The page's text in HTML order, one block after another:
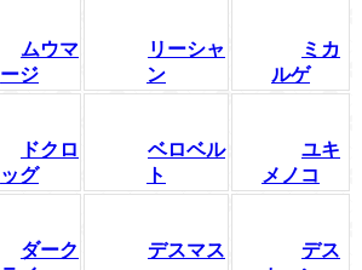
ムウマ
ージ
リーシャ
ン
ミカ
ルゲ
ドクロ
ッグ
ベロベル
ト
ユキ
メノコ
ダーク
デスマス
デス